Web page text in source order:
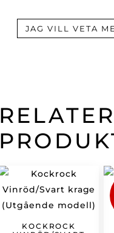
JAG VILL VETA
KOCKROCK